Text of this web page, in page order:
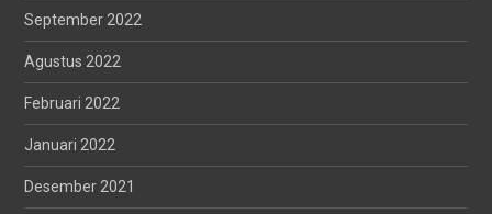
September 2022
Agustus 2022
Februari 2022
Januari 2022
Desember 2021